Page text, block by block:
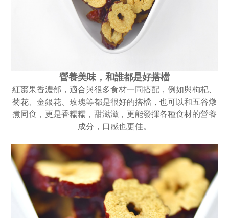
營養美味，和誰都是好搭檔
紅棗果香濃郁，適合與很多食材一同搭配，例如與枸杞、
菊花、金銀花、玫瑰等都是很好的搭檔，也可以和五谷燉
煮同食，更是香糯糯，甜滋滋，更能發揮各種食材的營養
成分，口感也更佳。